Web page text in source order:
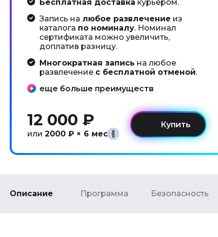
Бесплатная доставка курьером.
Запись на любое развлечение из
каталога по номиналу. Номинал
сертификата можно увеличить,
доплатив разницу.
Многократная запись на любое
развлечение с бесплатной отменой.
еще больше преимуществ
12 000 ₽
или 2000 ₽ × 6 мес
Описание Программа Безопасность